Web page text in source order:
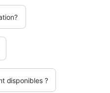
disponibles ?